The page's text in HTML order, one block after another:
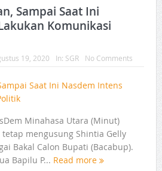
Sampai Saat Ini
Komunikasi
19, 2020 In: SGR No Comments
Minahasa Utara (Minut)
mengusung Shintia Gelly
Bakal Calon Bupati (Bacabup).
Bapilu P... Read more